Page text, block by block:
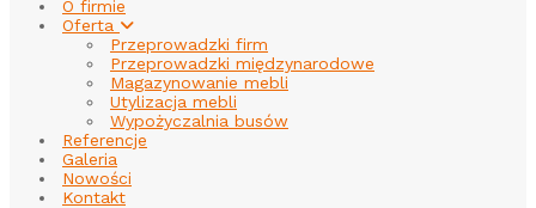
O firmie
Oferta
Przeprowadzki firm
Przeprowadzki międzynarodowe
Magazynowanie mebli
Utylizacja mebli
Wypożyczalnia busów
Referencje
Galeria
Nowości
Kontakt